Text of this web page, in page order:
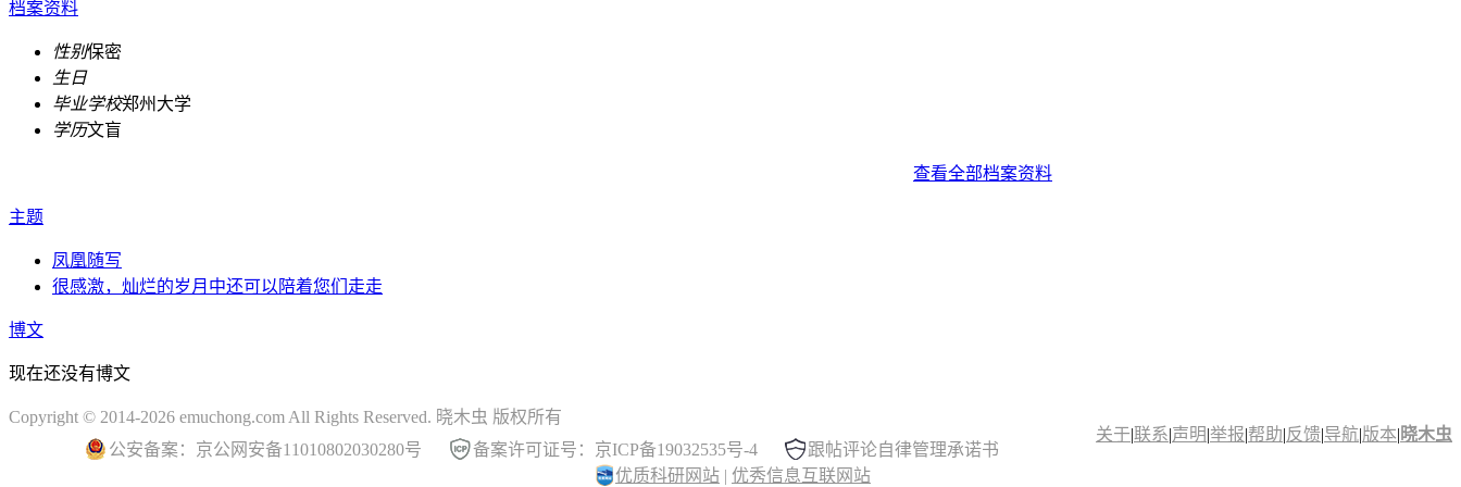
档案资料
性别保密
生日
毕业学校郑州大学
学历文盲
查看全部档案资料
主题
凤凰随写
很感激，灿烂的岁月中还可以陪着您们走走
博文
现在还没有博文
关于|联系|声明|举报|帮助|反馈|导航|版本| 晓木虫
Copyright © 2014-2026 emuchong.com All Rights Reserved. 晓木虫 版权所有
公安备案：京公网安备11010802030280号
备案许可证号：京ICP备19032535号-4
跟帖评论自律管理承诺书
优质科研网站 | 优秀信息互联网站